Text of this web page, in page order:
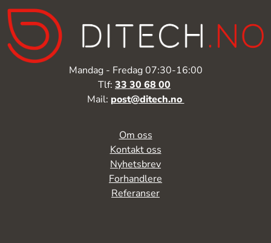
Mandag - Fredag 07:30-16:00
Tlf: 33 30 68 00
Mail: post@ditech.no
Om oss
Kontakt oss
Nyhetsbrev
Forhandlere
Referanser